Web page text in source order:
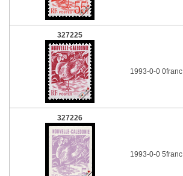
327225
1993-0-0 0franc
327226
1993-0-0 5franc